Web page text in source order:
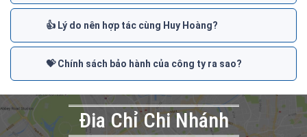
👍 Lý do nên hợp tác cùng Huy Hoàng?
💝 Chính sách bảo hành của công ty ra sao?
Đia Chỉ Chi Nhánh